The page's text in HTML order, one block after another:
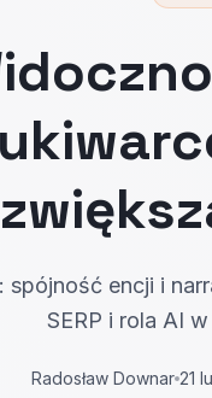
encji i
SERP i rola AI
Radosław Downar 21